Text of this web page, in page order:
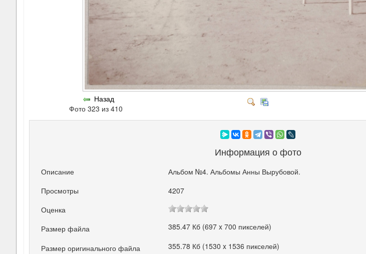
Назад
Фото 323 из 410
Информация о фото
Описание
Альбом №4. Альбомы Анны Вырубовой.
Просмотры
4207
Оценка
Размер файла
385.47 Кб (697 x 700 пикселей)
Размер оригинального файла 355.78 Кб (1530 x 1536 пикселей)